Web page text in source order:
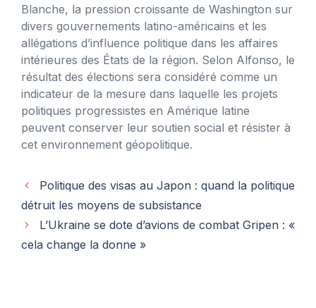
Blanche, la pression croissante de Washington sur
divers gouvernements latino-américains et les
allégations d’influence politique dans les affaires
intérieures des États de la région. Selon Alfonso, le
résultat des élections sera considéré comme un
indicateur de la mesure dans laquelle les projets
politiques progressistes en Amérique latine
peuvent conserver leur soutien social et résister à
cet environnement géopolitique.
Politique des visas au Japon : quand la politique
détruit les moyens de subsistance
L’Ukraine se dote d’avions de combat Gripen : «
cela change la donne »